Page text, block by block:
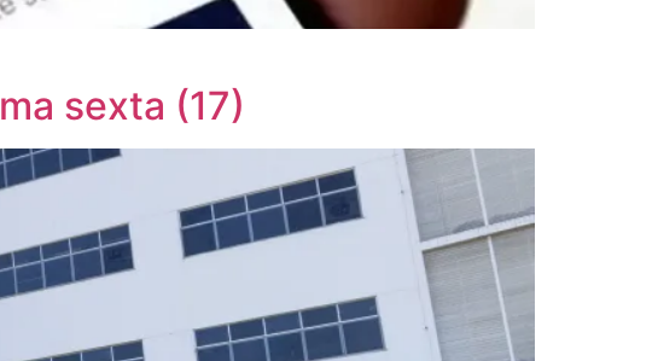
sexta (17)